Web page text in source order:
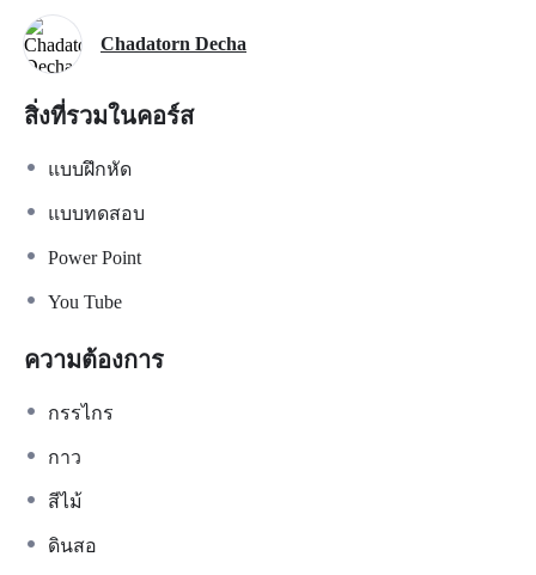
Chadatorn Decha
สิ่งที่รวมในคอร์ส
แบบฝึกหัด
แบบทดสอบ
Power Point
You Tube
ความต้องการ
กรรไกร
กาว
สีไม้
ดินสอ